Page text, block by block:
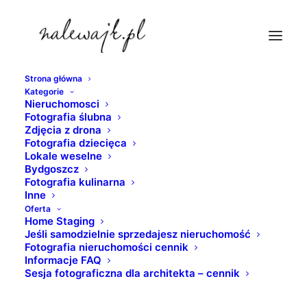
Strona główna
Kategorie
Nieruchomosci
Fotografia ślubna
Zdjęcia z drona
Fotografia dziecięca
Lokale weselne
Bydgoszcz
Fotografia kulinarna
Inne
Oferta
Home Staging
Jeśli samodzielnie sprzedajesz nieruchomość
Fotografia nieruchomości cennik
Informacje FAQ
Sesja fotograficzna dla architekta – cennik
Strona Główna
Fotografia produktowa wyposażenia mieszkań, domów,
sklepów, biur, hoteli i lokali usługowych